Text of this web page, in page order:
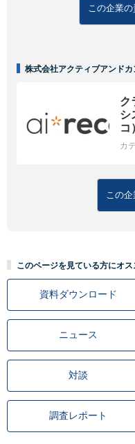
この企業
株式会社アクティブアンド
ク
シ
コ
カ
この
このページを見ている方にオ
資料ダウンロード
ニュース
対談
調査レポート